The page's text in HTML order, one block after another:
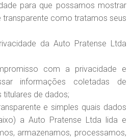
para que possamos mostrar
transparente como tratamos seus
da Auto Pratense Ltda
com a privacidade e
informações coletadas de
de dados;
e simples quais dados
a Auto Pratense Ltda lida e
armazenamos, processamos,